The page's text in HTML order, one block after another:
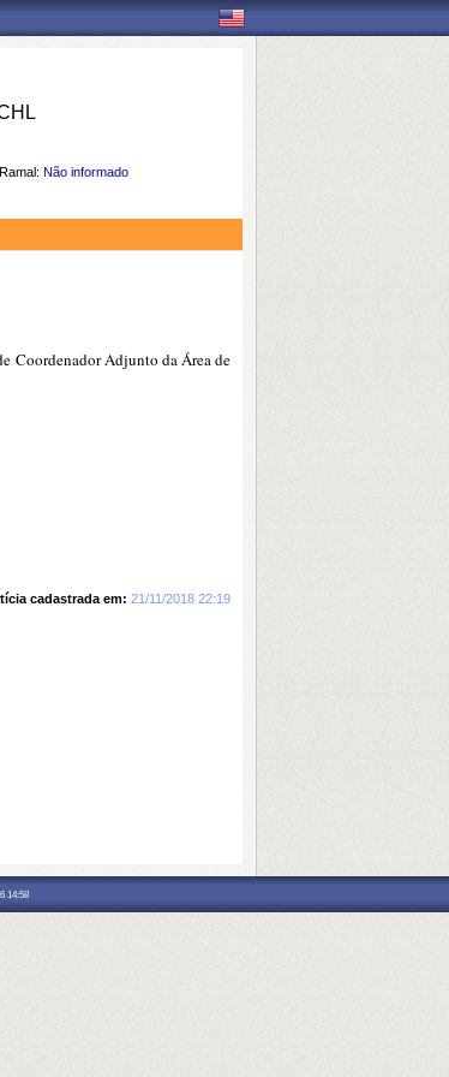
Não informado
Coordenador Adjunto da Área de
cadastrada em: 21/11/2018 22:19
14:58